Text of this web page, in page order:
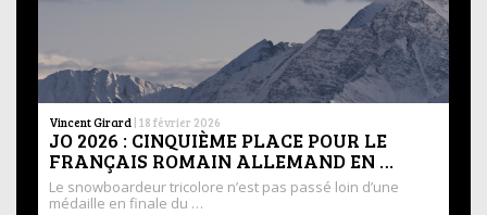
Vincent Girard | 18 février 2026
JO 2026 : CINQUIÈME PLACE POUR LE
FRANÇAIS ROMAIN ALLEMAND EN …
Le snowboardeur tricolore n’est pas passé loin d’une
médaille en finale du …